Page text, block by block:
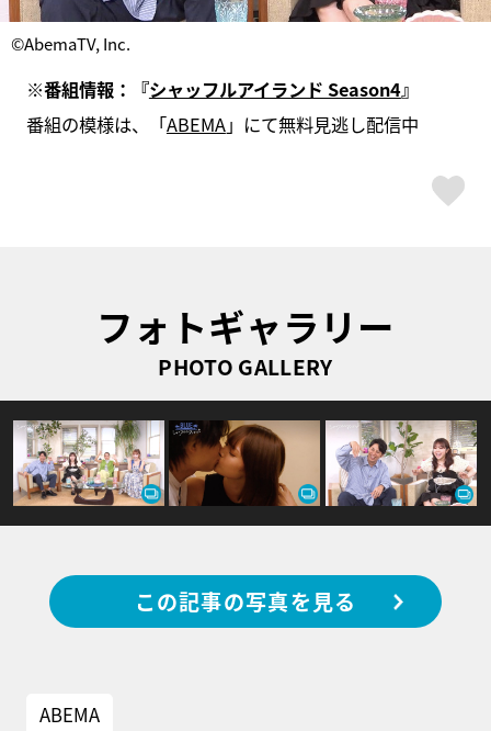
©AbemaTV, Inc.
※番組情報：『シャッフルアイランド Season4』
番組の模様は、「ABEMA」にて無料見逃し配信中
フォトギャラリー
PHOTO GALLERY
この記事の写真を見る
ABEMA